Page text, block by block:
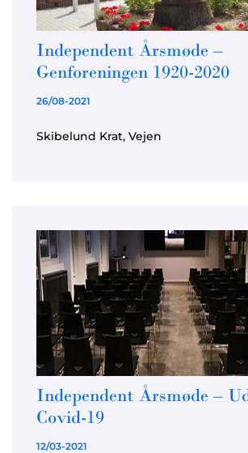
Independent Årsmøde –
Genforeningen 1920-2020
26/08-2021
Skibelund Krat, Vejen
Independent Årsmøde –
Covid-19
12/03-2021